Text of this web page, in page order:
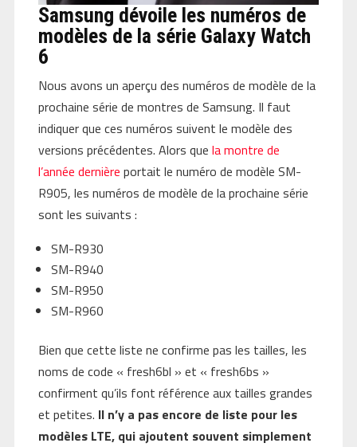
Samsung dévoile les numéros de
modèles de la série Galaxy Watch
6
Nous avons un aperçu des numéros de modèle de la
prochaine série de montres de Samsung. Il faut
indiquer que ces numéros suivent le modèle des
versions précédentes. Alors que la montre de
l’année dernière portait le numéro de modèle SM-
R905, les numéros de modèle de la prochaine série
sont les suivants :
SM-R930
SM-R940
SM-R950
SM-R960
Bien que cette liste ne confirme pas les tailles, les
noms de code « fresh6bl » et « fresh6bs »
confirment qu’ils font référence aux tailles grandes
et petites. Il n’y a pas encore de liste pour les
modèles LTE, qui ajoutent souvent simplement